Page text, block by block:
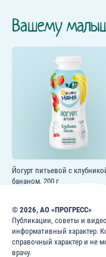
Вашему
Йогурт питьевой с
бананом, 200 г
© 2026, АО «ПРОГРЕСС»
Публикации, советы и
информативный характер.
справочный характер и не
врачу.